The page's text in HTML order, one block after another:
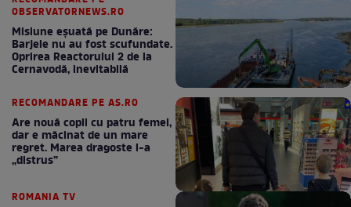
OBSERVATORNEWS.RO
Misiune eșuată pe Dunăre:
Barjele nu au fost scufundate.
Oprirea Reactorului 2 de la
Cernavodă, inevitabilă
RECOMANDARE PE AS.RO
Are nouă copii cu patru femei,
dar e măcinat de un mare
regret. Marea dragoste l-a
„distrus”
ROMANIA TV